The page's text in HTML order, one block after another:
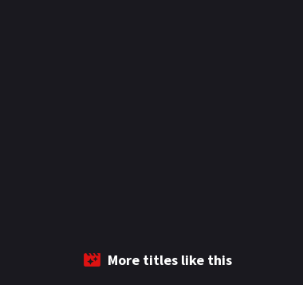
More titles like this